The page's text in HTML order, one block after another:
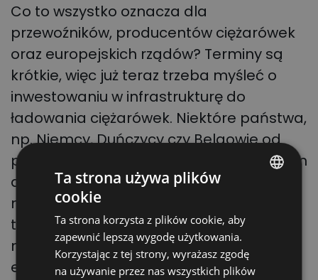
Co to wszystko oznacza dla
przewoźników, producentów ciężarówek
oraz europejskich rządów? Terminy są
krótkie, więc już teraz trzeba myśleć o
inwestowaniu w infrastrukturę do
ładowania ciężarówek. Niektóre państwa,
np. Niemcy, Duńczycy czy Belgowie od
pewnego czasu dopłacają przewoźnikom
do zakupów samochodów
niskoemisyjnych. Rozpoczął się wyścig o
to, kto szybciej przestawi się na
niskoemisyjne spalanie (energia
elektryczna, wodór), i przejmie jak
ENGLISH
GERMAN
UKRAINIAN
Ta strona używa plików
cookie
Ta strona korzysta z plików cookie, aby
zapewnić lepszą wygodę użytkowania.
Korzystając z tej strony, wyrażasz zgodę
na używanie przez nas wszystkich plików